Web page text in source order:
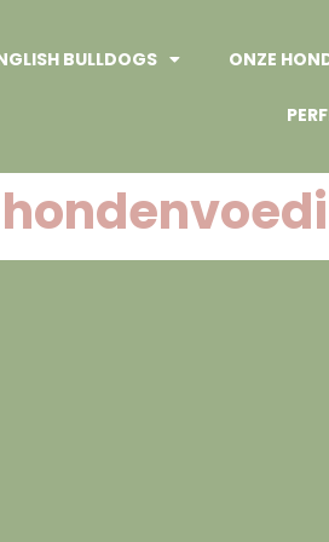
BULLDOGS ONZE